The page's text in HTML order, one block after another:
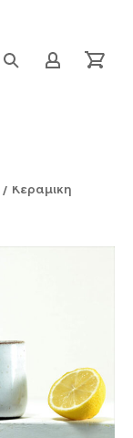
/ Κεραμική